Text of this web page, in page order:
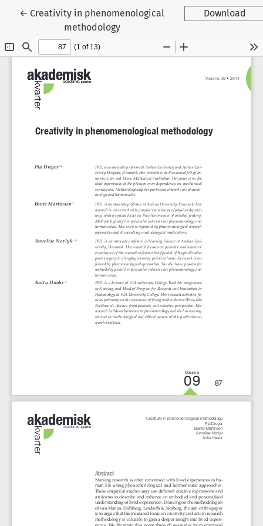
← Tilbage til artikeldetaljer
Creativity in phenomenological
methodology
Download